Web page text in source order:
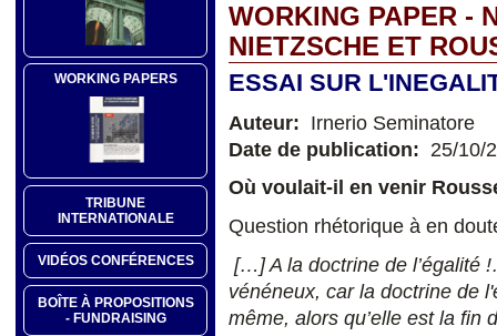
WORKING PAPERS
TRIBUNE
INTERNATIONALE
VIDÉOS CONFÉRENCES
BOÎTE À PROPOSITIONS
- FUNDRAISING
WORKING PAPER -
NIETZSCHE ET
ESSAI SUR
Auteur: Irnerio Seminatore
Date de publication: 25/10/
Où voulait-il en venir
Question rhétorique à en
[…] A la doctrine de l’égalité
vénéneux, car la doctrine de
même, alors qu’elle est la